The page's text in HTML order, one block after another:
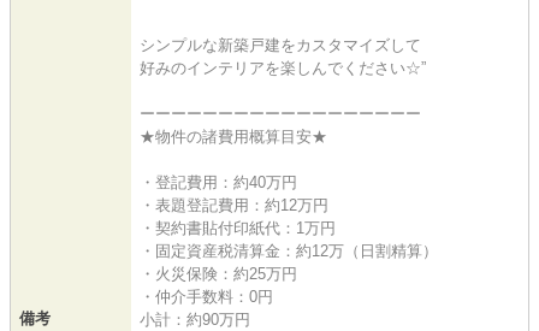
備考
シンプルな新築戸建をカスタマイズして
好みのインテリアを楽しんでください☆”
ーーーーーーーーーーーーーーーーーー
★物件の諸費用概算目安★
・登記費用：約40万円
・表題登記費用：約12万円
・契約書貼付印紙代：1万円
・固定資産税清算金：約12万（日割精算）
・火災保険：約25万円
・仲介手数料：0円
小計：約90万円